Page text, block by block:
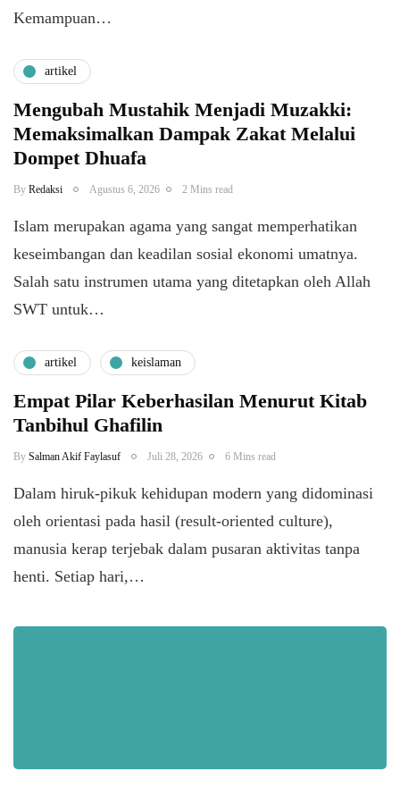
Kemampuan…
artikel
Mengubah Mustahik Menjadi Muzakki:
Memaksimalkan Dampak Zakat Melalui
Dompet Dhuafa
By Redaksi Agustus 6, 2026 2 Mins read
Islam merupakan agama yang sangat memperhatikan
keseimbangan dan keadilan sosial ekonomi umatnya.
Salah satu instrumen utama yang ditetapkan oleh Allah
SWT untuk…
artikel keislaman
Empat Pilar Keberhasilan Menurut Kitab
Tanbihul Ghafilin
By Salman Akif Faylasuf Juli 28, 2026 6 Mins read
Dalam hiruk-pikuk kehidupan modern yang didominasi
oleh orientasi pada hasil (result-oriented culture),
manusia kerap terjebak dalam pusaran aktivitas tanpa
henti. Setiap hari,…